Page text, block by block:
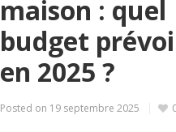
maison : quel
budget
en 2025 ?
Posted on 19 septembre 2025